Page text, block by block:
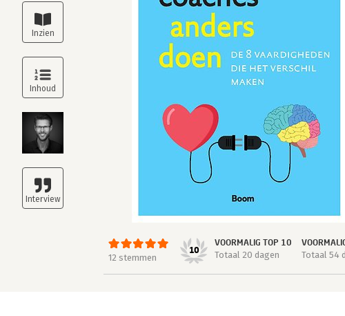
12 stemmen
10
VOORMALIG TOP 10
Totaal 20 dagen
Totaal 54